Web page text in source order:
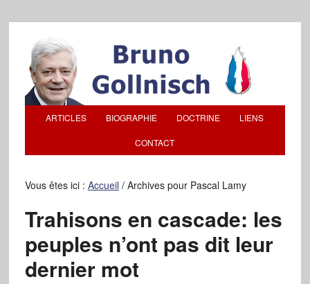
ARTICLES BIOGRAPHIE DOCTRINE LIENS
CONTACT
Vous êtes ici : Accueil /Archives pour Pascal Lamy
Trahisons en cascade: les
peuples n’ont pas dit leur
dernier mot